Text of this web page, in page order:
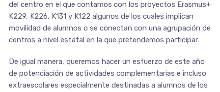
del centro en el que contamos con los proyectos Erasmus+
K229, K226, K131 y K122 algunos de los cuales implican
movilidad de alumnos o se conectan con una agrupación de
centros a nivel estatal en la que pretendemos participar.
De igual manera, queremos hacer un esfuerzo de este año
de potenciación de actividades complementarias e incluso
extraescolares especialmente destinadas a alumnos de los